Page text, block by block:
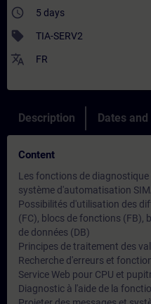
access_time 5 days
sell TIA-SERV2
translate FR
Description Dates
Content
Les fonctions de
système d'automatisation
Possibilités d'utilisation des
(FC), blocs de fonctions (FB),
de données (DB)
Principes de traitement des
Recherche d'erreurs et
Service Web pour CPU et
Diagnostic à l'aide de la